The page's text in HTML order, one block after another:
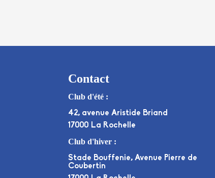
Contact
Club d'été :
42, avenue Aristide Briand
17000 La Rochelle
Club d'hiver :
Stade Bouffenie, Avenue Pierre de
Coubertin